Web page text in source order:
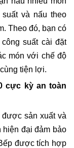
và nấu theo
Theo đó, bạn có
suất cài đặt
món với chế độ
tiện lợi.
cực kỳ an toàn
được sản xuất và
hiện đại đảm bảo
được tích hợp